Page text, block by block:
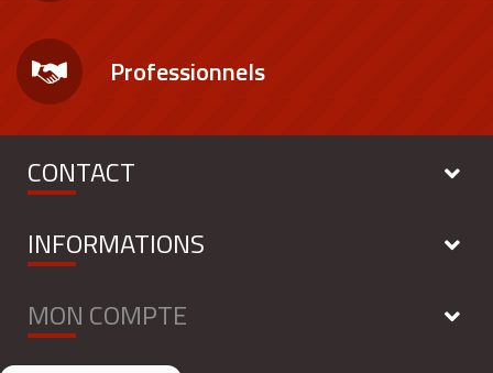
Professionnels
CONTACT
INFORMATIONS
MON COMPTE